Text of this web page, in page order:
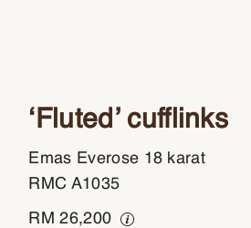
‘Fluted’ cufflinks
Emas Everose 18 karat
RMC A1035
RM26,200